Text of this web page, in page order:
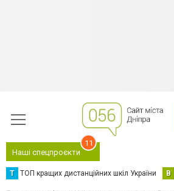
Наші спецпроєкти
11
Т ТОП кращих дистанційних шкіл України В